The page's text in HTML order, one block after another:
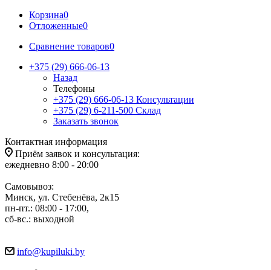
Корзина0
Отложенные0
Сравнение товаров0
+375 (29) 666-06-13
Назад
Телефоны
+375 (29) 666-06-13 Консультации
+375 (29) 6-211-500 Склад
Заказать звонок
Контактная информация
Приём заявок и консультация:
ежедневно 8:00 - 20:00
Самовывоз:
Минск, ул. Стебенёва, 2к15
пн-пт.: 08:00 - 17:00,
сб-вс.: выходной
info@kupiluki.by